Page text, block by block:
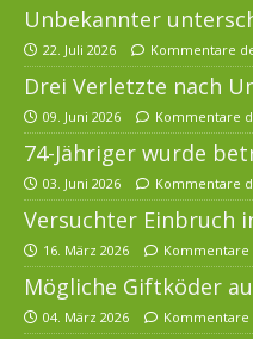
Unbekannter
22. Juli 2026 Kommentare
Drei Verletzte nach
09. Juni 2026 Kommentare
74-Jähriger wurde
03. Juni 2026 Kommentare
Versuchter Einbruch
16. März 2026
Mögliche Giftköder
04. März 2026